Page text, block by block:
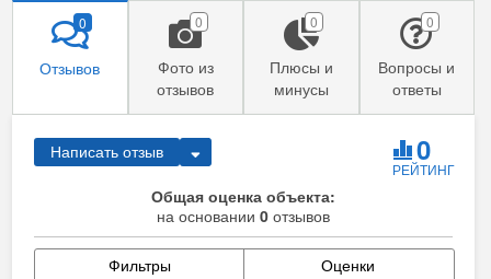
Отзывов
0
Фото из
отзывов
0
Плюсы и
минусы
0
Вопросы и
ответы
0
Написать отзыв 0
РЕЙТИНГ
Общая оценка объекта:
на основании 0 отзывов
Фильтры Оценки